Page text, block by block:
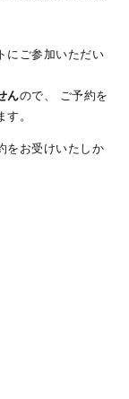
にご参加いただい
んので、 ご予約を
。
をお受けいたしか